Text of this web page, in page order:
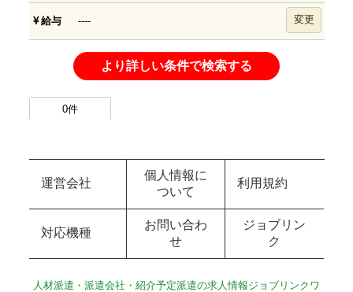
給与 ---- 変更
より詳しい条件で検索する
0件
運営会社
個人情報に
ついて
利用規約
対応機種
お問い合わ
せ
ジョブリン
ク
人材派遣・派遣会社・紹介予定派遣の求人情報ジョブリンクワ